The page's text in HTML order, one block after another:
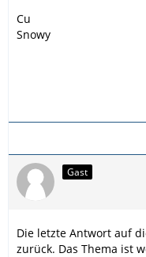
Cu
Snowy
Gast
Die letzte Antwort auf
zurück. Das Thema ist